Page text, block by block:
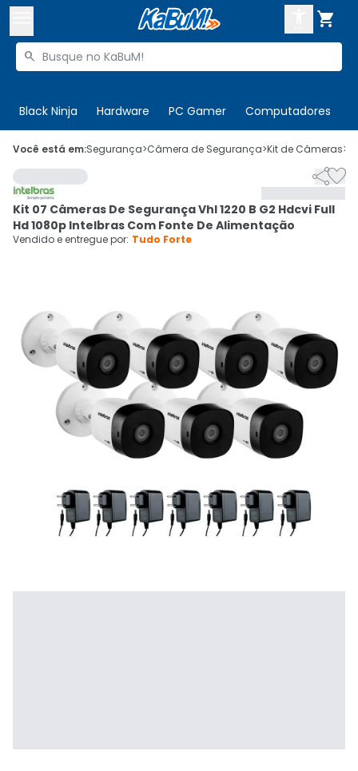

Buscar produtos

Black Ninja Hardware PC Gamer Computadores
 Olá. Acesse sua conta
 Departamentos
Cupons
CADASTRE-SE
Você está em:Segurança>Câmera de Segurança>Kit de Câmeras>

Kit 07 Câmeras De Segurança Vhl 1220 B G2 Hdcvi Full
Hd 1080p Intelbras Com Fonte De Alimentação
Vendido e entregue por: Tudo Forte